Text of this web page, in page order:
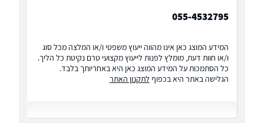
055-4532795
המידע המוצג כאן אינו מהווה ייעוץ משפטי ו/או המלצה מכל סוג
ו/או חוות דעת, מומלץ לפנות לייעוץ מקצועי טרם נקיטת כל הליך.
כל הסתמכות על המידע המוצג כאן היא באחריותך בלבד.
הגלישה באתר היא בכפוף לתקנון האתר